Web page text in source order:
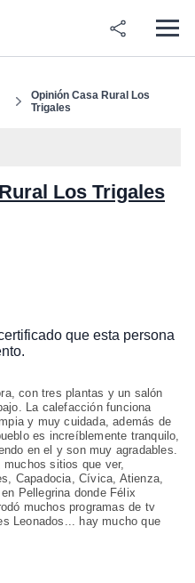
Opinión Casa Rural Los
Trigales
Los Trigales
que esta persona
con tres plantas y un salón
La calefacción funciona
y muy cuidada, además de
es increíblemente tranquilo,
en el y son muy agradables.
muchos sitios que ver,
Capadocia, Cívica, Atienza,
Pellegrina donde Félix
muchos programas de tv
Leonados... hay mucho que